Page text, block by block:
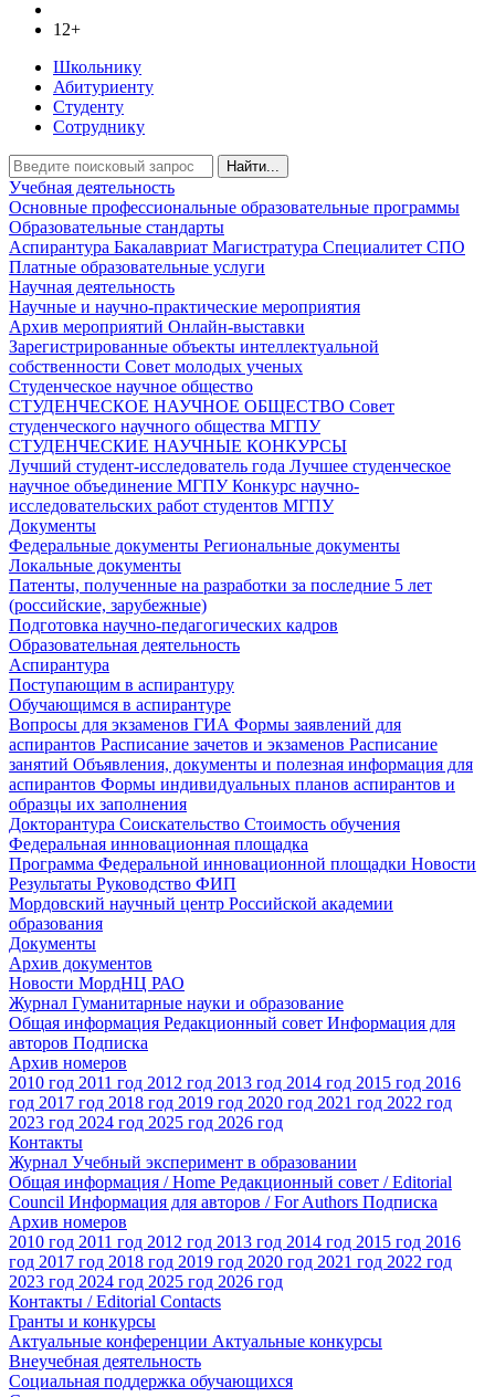
12+
Школьнику
Абитуриенту
Студенту
Сотруднику
Найти...
Учебная деятельность
Основные профессиональные образовательные программы
Образовательные стандарты
Аспирантура Бакалавриат Магистратура Специалитет СПО
Платные образовательные услуги
Научная деятельность
Научные и научно-практические мероприятия
Архив мероприятий Онлайн-выставки
Зарегистрированные объекты интеллектуальной
собственности Совет молодых ученых
Студенческое научное общество
СТУДЕНЧЕСКОЕ НАУЧНОЕ ОБЩЕСТВО Совет
студенческого научного общества МГПУ
СТУДЕНЧЕСКИЕ НАУЧНЫЕ КОНКУРСЫ
Лучший студент-исследователь года Лучшее студенческое
научное объединение МГПУКонкурс научно-
исследовательских работ студентов МГПУ
Документы
Федеральные документы Региональные документы
Локальные документы
Патенты, полученные на разработки за последние 5 лет
(российские, зарубежные)
Подготовка научно-педагогических кадров
Образовательная деятельность
Аспирантура
Поступающим в аспирантуру
Обучающимся в аспирантуре
Вопросы для экзаменов ГИА Формы заявлений для
аспирантов Расписание зачетов и экзаменов Расписание
занятий Объявления, документы и полезная информация для
аспирантов Формы индивидуальных планов аспирантов и
образцы их заполнения
Докторантура Соискательство Стоимость обучения
Федеральная инновационная площадка
Программа Федеральной инновационной площадки Новости
Результаты Руководство ФИП
Мордовский научный центр Российской академии
образования
Документы
Архив документов
Новости МордНЦ РАО
Журнал Гуманитарные науки и образование
Общая информация Редакционный совет Информация для
авторов Подписка
Архив номеров
2010 год 2011 год 2012 год 2013 год 2014 год 2015 год 2016
год 2017 год 2018 год 2019 год 2020 год 2021 год 2022 год
2023 год 2024 год 2025 год 2026 год
Контакты
Журнал Учебный эксперимент в образовании
Общая информация / Home Редакционный совет / Editorial
Council Информация для авторов / For Authors Подписка
Архив номеров
2010 год 2011 год 2012 год 2013 год 2014 год 2015 год 2016
год 2017 год 2018 год 2019 год 2020 год 2021 год 2022 год
2023 год 2024 год 2025 год 2026 год
Контакты / Editorial Contacts
Гранты и конкурсы
Актуальные конференции Актуальные конкурсы
Внеучебная деятельность
Социальная поддержка обучающихся